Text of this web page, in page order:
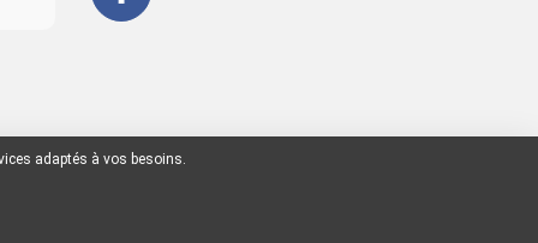
adaptés à vos besoins.